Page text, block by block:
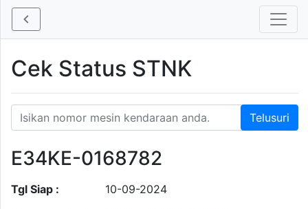
Cek Status STNK
E34KE-0168782
Tgl Siap :
10-09-2024